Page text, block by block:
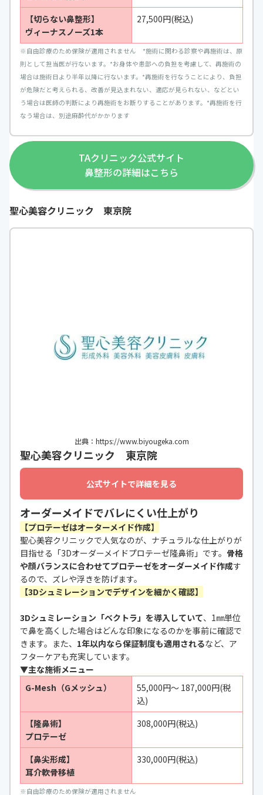
【切らない鼻整形】
ヴィーナスノーズ1本
27,500円(税込)
※ 自由診療のため保険が適用されません *施術に関わる診察や再施術は、原
則として担当医が行ないます。*お身体や患部への負担を考慮して、再施術の
場合は施術日より半年以降に行ないます。*再施術を行なうことにより、負担
が危険だと考えられる、改善が見込まれない、適応が見られない、などとい
う場合は医師の判断により再施術をお断りすることがあります。*再施術を行
なう場合は、別途麻酔代がかかります
TAクリニック公式サイト
鼻整形の詳細はこちら
聖心美容クリニック 東京院
出典：https://www.biyougeka.com
聖心美容クリニック 東京院
公式サイトで詳細を見る
オーダーメイドでバレにくい仕上がり
【プロテーゼはオーターメイド作成】
聖心美容クリニックで人気なのが、ナチュラルな仕上がりが
目指せる「3Dオーダーメイドプロテーゼ隆鼻術」です。 骨格
や顔バランスに合わせてプロテーゼをオーダーメイド作成す
るので、ズレや浮きを防げます。
【3Dシュミレーションでデザインを細かく確認】
3Dシュミレーション「ベクトラ」を導入していて、1㎜単位
で鼻を高くした場合はどんな印象になるのかを事前に確認で
きます。また、 1年以内なら保証制度も適用されるなど、ア
フターケアも充実しています。
▼主な施術メニュー
G-Mesh（Gメッシュ）
55,000円〜 187,000円(税
込)
【隆鼻術】
プロテーゼ
308,000円(税込)
【鼻尖形成】
耳介軟骨移植
330,000円(税込)
※ 自由診療のため保険が適用されません